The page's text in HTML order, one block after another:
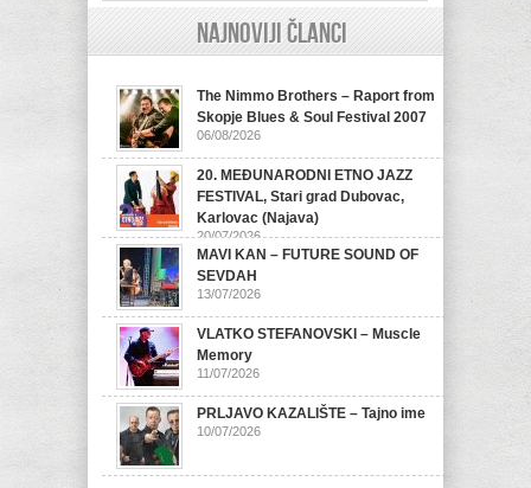
Najnoviji članci
The Nimmo Brothers – Raport from
Skopje Blues & Soul Festival 2007
06/08/2026
20. MEĐUNARODNI ETNO JAZZ
FESTIVAL, Stari grad Dubovac,
Karlovac (Najava)
20/07/2026
MAVI KAN – FUTURE SOUND OF
SEVDAH
13/07/2026
VLATKO STEFANOVSKI – Muscle
Memory
11/07/2026
PRLJAVO KAZALIŠTE – Tajno ime
10/07/2026